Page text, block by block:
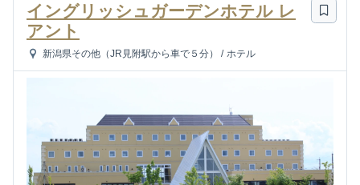
イングリッシュガーデンホテル レ
アント
新潟県その他（JR見附駅から車で５分） / ホテル